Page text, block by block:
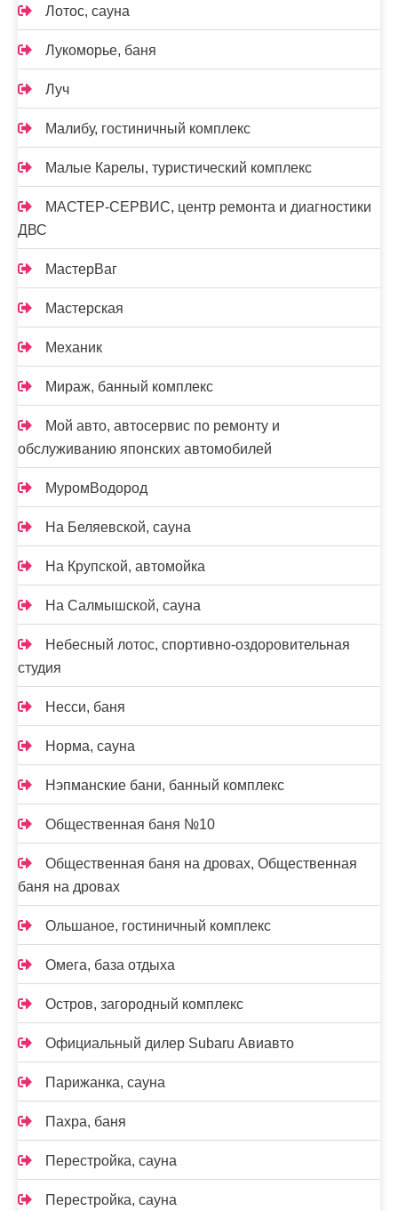
Лотос, сауна
Лукоморье, баня
Луч
Малибу, гостиничный комплекс
Малые Карелы, туристический комплекс
МАСТЕР-СЕРВИС, центр ремонта и диагностики
ДВС
МастерВаг
Мастерская
Механик
Мираж, банный комплекс
Мой авто, автосервис по ремонту и
обслуживанию японских автомобилей
МуромВодород
На Беляевской, сауна
На Крупской, автомойка
На Салмышской, сауна
Небесный лотос, спортивно-оздоровительная
студия
Несси, баня
Норма, сауна
Нэпманские бани, банный комплекс
Общественная баня №10
Общественная баня на дровах, Общественная
баня на дровах
Ольшаное, гостиничный комплекс
Омега, база отдыха
Остров, загородный комплекс
Официальный дилер Subaru Авиавто
Парижанка, сауна
Пахра, баня
Перестройка, сауна
Перестройка, сауна